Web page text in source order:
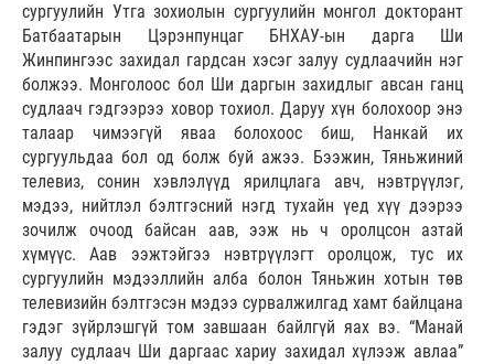
сургуулийн Утга зохиолын сургуулийн монгол докторант
Батбаатарын Цэрэнпунцаг БНХАУ-ын дарга Ши
Жинпингээс захидал гардсан хэсэг залуу судлаачийн нэг
болжээ. Монголоос бол Ши даргын захидлыг авсан ганц
судлаач гэдгээрээ ховор тохиол. Даруу хүн болохоор энэ
талаар чимээгүй яваа болохоос биш, Нанкай их
сургуульдаа бол од болж буй ажээ. Бээжин, Тяньжиний
телевиз, сонин хэвлэлүүд ярилцлага авч, нэвтрүүлэг,
мэдээ, нийтлэл бэлтгэсний нэгд тухайн үед хүү дээрээ
зочилж очоод байсан аав, ээж нь ч оролцсон азтай
хүмүүс. Аав ээжтэйгээ нэвтрүүлэгт оролцож, тус их
сургуулийн мэдээллийн алба болон Тяньжин хотын төв
телевизийн бэлтгэсэн мэдээ сурвалжилгад хамт байлцана
гэдэг зүйрлэшгүй том завшаан байлгүй яах вэ. “Манай
залуу судлаач Ши даргаас хариу захидал хүлээж авлаа”